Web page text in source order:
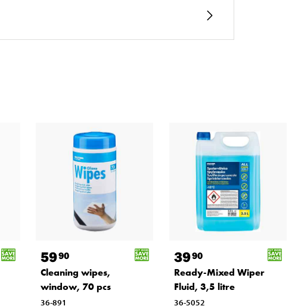
5990
Cleaning wipes,
window, 70 pcs
36-891
3990
Ready-Mixed Wiper
Fluid, 3,5 litre
36-5052